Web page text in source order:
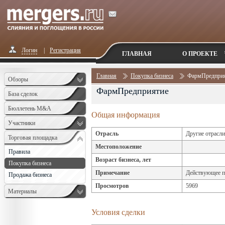
Логин Регистрация ГЛАВНАЯ О ПРОЕКТЕ
Обзоры
База сделок
Бюллетень M&A
Monthly
Участники
Торговая площадка
Правила
Покупка бизнеса
Продажа бизнеса
Материалы
Главная Покупка бизнеса
ФармПредприятие
Общая информация
Отрасль
Другие
Местоположение
Возраст бизнеса, лет
Примечание
Действующее
Просмотров
5969
Условия сделки